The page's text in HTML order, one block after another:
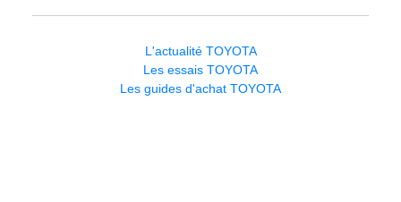
L'actualité TOYOTA
Les essais TOYOTA
Les guides d'achat TOYOTA